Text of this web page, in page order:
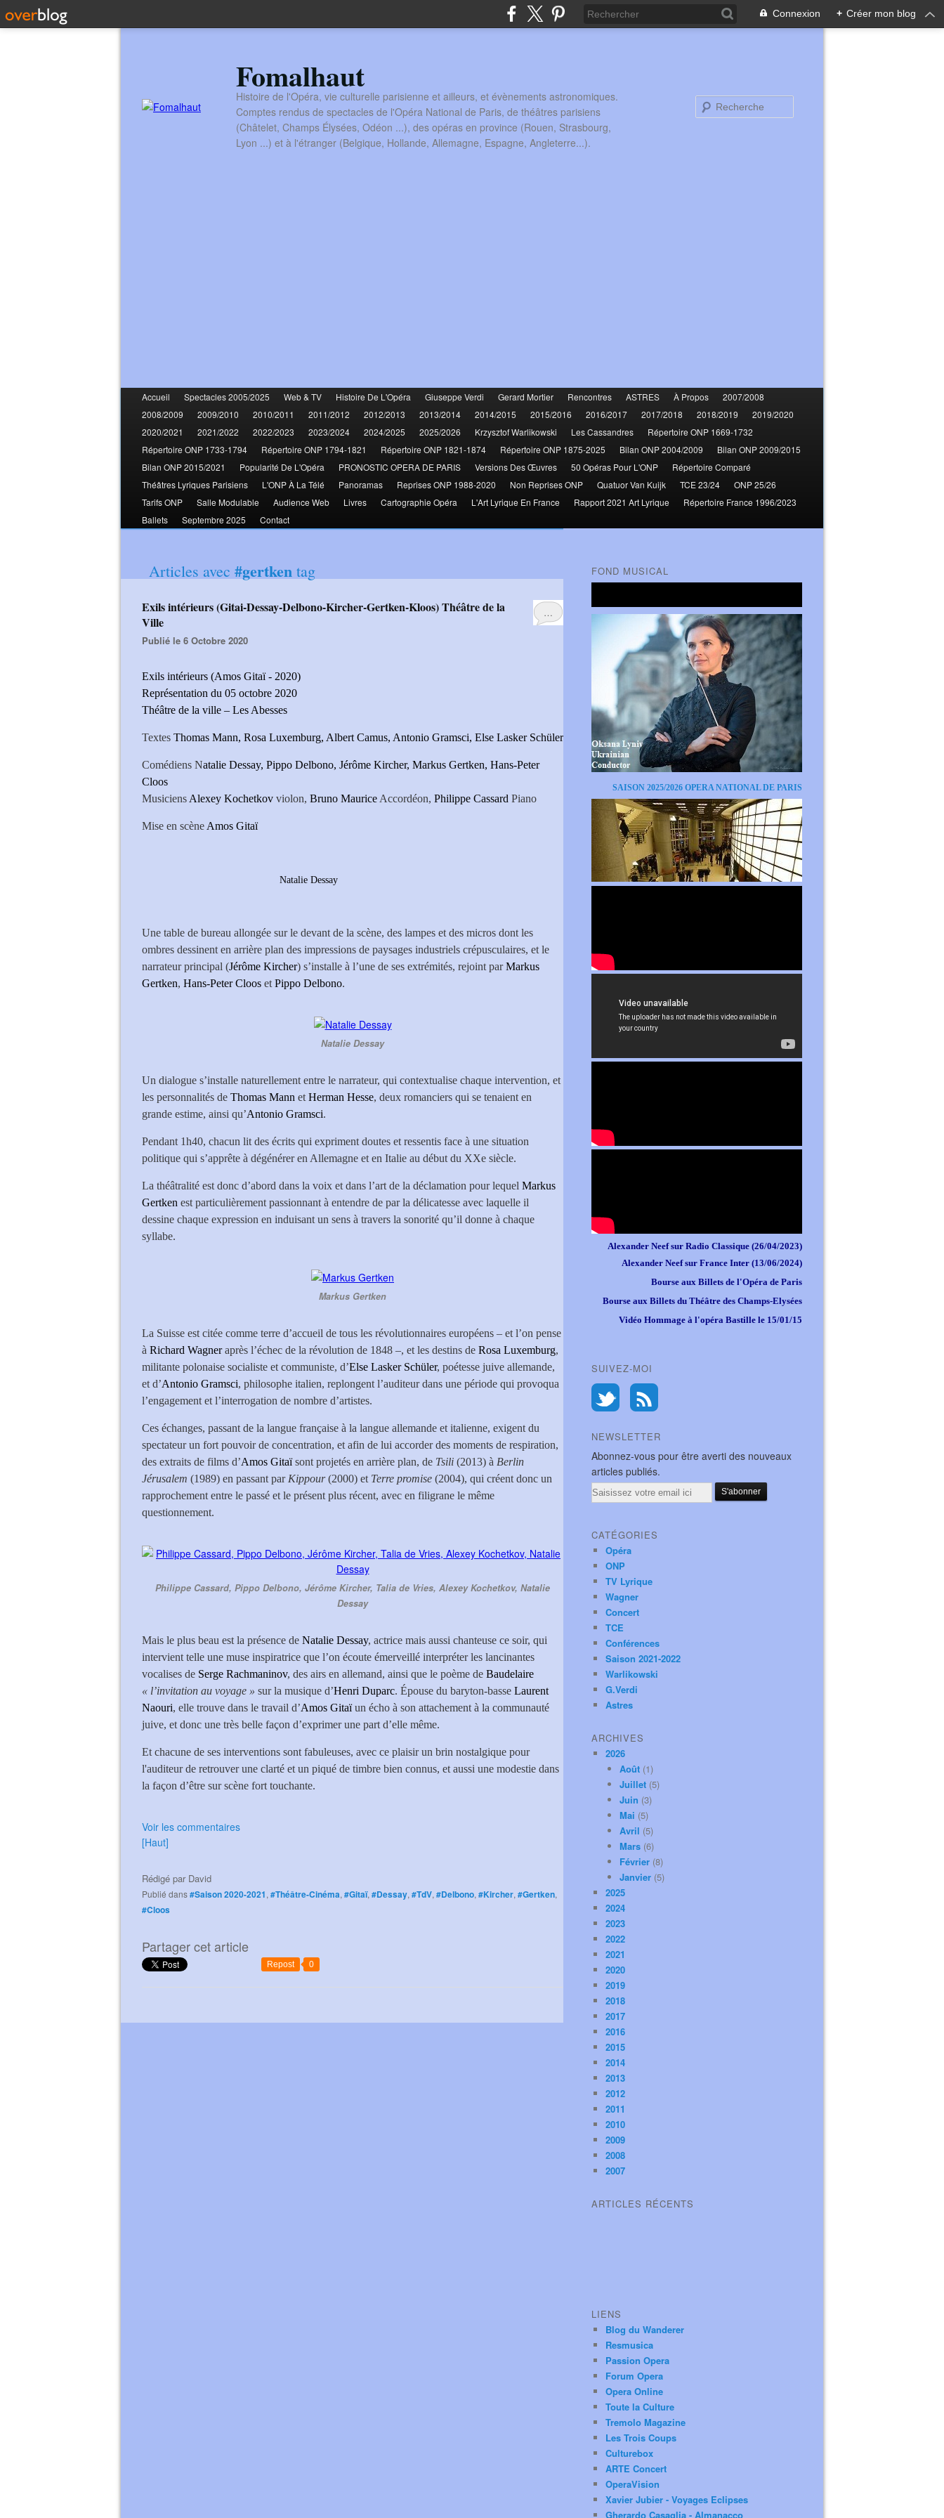
Connexion + Créer mon blog
Fomalhaut
Histoire de l'Opéra, vie culturelle parisienne et ailleurs, et évènements astronomiques.
Comptes rendus de spectacles de l'Opéra National de Paris, de théâtres parisiens
(Châtelet, Champs Élysées, Odéon ...), des opéras en province (Rouen, Strasbourg,
Lyon ...) et à l'étranger (Belgique, Hollande, Allemagne, Espagne, Angleterre...).
Accueil Spectacles 2005/2025 Web & TV Histoire De L'Opéra Giuseppe Verdi Gerard Mortier Rencontres ASTRES À Propos
2007/2008
2008/2009
2009/2010 2010/2011 2011/2012 2012/2013 2013/2014 2014/2015 2015/2016 2016/2017 2017/2018 2018/2019
2019/2020
2020/2021
2021/2022 2022/2023 2023/2024 2024/2025 2025/2026 Krzysztof Warlikowski Les Cassandres
Répertoire ONP 1669-1732
Répertoire ONP 1733-1794
Répertoire ONP 1794-1821 Répertoire ONP 1821-1874 Répertoire ONP 1875-2025 Bilan ONP 2004/2009
Bilan ONP 2009/2015
Bilan ONP 2015/2021
Popularité De L'Opéra PRONOSTIC OPERA DE PARIS Versions Des Œuvres 50 Opéras Pour L'ONP
Répertoire Comparé
Théâtres Lyriques Parisiens
L'ONP À La Télé Panoramas Reprises ONP 1988-2020 Non Reprises ONP Quatuor Van Kuijk TCE 23/24
ONP 25/26
Tarifs ONP
Salle Modulable Audience Web Livres Cartographie Opéra L'Art Lyrique En France Rapport 2021 Art Lyrique
Répertoire France 1996/2023
Ballets
Septembre 2025 Contact
Articles avec #gertken tag
…
Exils intérieurs (Gitai-Dessay-Delbono-Kircher-Gertken-Kloos) Théâtre de la
Ville
Publié le 6 Octobre 2020
Exils intérieurs (Amos Gitaï - 2020)
Représentation du 05 octobre 2020
Théâtre de la ville – Les Abesses
Textes Thomas Mann, Rosa Luxemburg, Albert Camus, Antonio Gramsci, Else Lasker Schüler
Comédiens Natalie Dessay, Pippo Delbono, Jérôme Kircher, Markus Gertken, Hans-Peter
Cloos
Musiciens Alexey Kochetkov violon, Bruno Maurice Accordéon, Philippe Cassard Piano
Mise en scène Amos Gitaï
Natalie Dessay
Une table de bureau allongée sur le devant de la scène, des lampes et des micros dont les
ombres dessinent en arrière plan des impressions de paysages industriels crépusculaires, et le
narrateur principal (Jérôme Kircher) s’installe à l’une de ses extrémités, rejoint parMarkus
Gertken, Hans-Peter Cloos et Pippo Delbono.
Natalie Dessay
Un dialogue s’installe naturellement entre le narrateur, qui contextualise chaque intervention, et
les personnalités de Thomas Mann et Herman Hesse, deux romanciers qui se tenaient en
grande estime, ainsi qu’Antonio Gramsci.
Pendant 1h40, chacun lit des écrits qui expriment doutes et ressentis face à une situation
politique qui s’apprête à dégénérer en Allemagne et en Italie au début du XXe siècle.
La théâtralité est donc d’abord dans la voix et dans l’art de la déclamation pour lequel Markus
Gertken est particulièrement passionnant à entendre de par la délicatesse avec laquelle il
dessine chaque expression en induisant un sens à travers la sonorité qu’il donne à chaque
syllabe.
Markus Gertken
La Suisse est citée comme terre d’accueil de tous les révolutionnaires européens – et l’on pense
à Richard Wagneraprès l’échec de la révolution de 1848 –, et les destins de Rosa Luxemburg,
militante polonaise socialiste et communiste, d’Else Lasker Schüler, poétesse juive allemande,
et d’Antonio Gramsci, philosophe italien, replongent l’auditeur dans une période qui provoqua
l’engagement et l’interrogation de nombre d’artistes.
Ces échanges, passant de la langue française à la langue allemande et italienne, exigent du
spectateur un fort pouvoir de concentration, et afin de lui accorder des moments de respiration,
des extraits de films d’Amos Gitaïsont projetés en arrière plan, de Tsili (2013) à Berlin
Jérusalem (1989) en passant parKippour(2000) et Terre promise (2004), qui créent donc un
rapprochement entre le passé et le présent plus récent, avec en filigrane le même
questionnement.
Philippe Cassard, Pippo Delbono, Jérôme Kircher, Talia de Vries, Alexey Kochetkov, Natalie
Dessay
Mais le plus beau est la présence de Natalie Dessay, actrice mais aussi chanteuse ce soir, qui
intervient telle une muse inspiratrice que l’on écoute émerveillé interpréter les lancinantes
vocalises de Serge Rachmaninov, des airs en allemand, ainsi que le poème de Baudelaire
« l’invitation au voyage » sur la musique d’Henri Duparc. Épouse du baryton-basse Laurent
Naouri, elle trouve dans le travail d’Amos Gitaïun écho à son attachement à la communauté
juive, et donc une très belle façon d’exprimer une part d’elle même.
Et chacune de ses interventions sont fabuleuses, avec ce plaisir un brin nostalgique pour
l'auditeur de retrouver une clarté et un piqué de timbre bien connus, et aussi une modestie dans
la façon d’être sur scène fort touchante.
Voir les commentaires
[Haut]
Rédigé par David
Publié dans#Saison 2020-2021, #Théâtre-Cinéma, #Gitaï, #Dessay, #TdV, #Delbono, #Kircher, #Gertken,
#Cloos
Partager cet article
Repost 0
FOND MUSICAL
SAISON 2025/2026 OPERA NATIONAL DE PARIS
Alexander Neef sur Radio Classique (26/04/2023)
Alexander Neef sur France Inter (13/06/2024)
Bourse aux Billets de l'Opéra de Paris
Bourse aux Billets du Théâtre des Champs-Elysées
Vidéo Hommage à l'opéra Bastille le 15/01/15
SUIVEZ-MOI
NEWSLETTER
Abonnez-vous pour être averti des nouveaux
articles publiés.
Email
CATÉGORIES
Opéra
ONP
TV Lyrique
Wagner
Concert
TCE
Conférences
Saison 2021-2022
Warlikowski
G.Verdi
Astres
ARCHIVES
2026
Août (1)
Juillet (5)
Juin (3)
Mai (5)
Avril (5)
Mars (6)
Février (8)
Janvier (5)
2025
2024
2023
2022
2021
2020
2019
2018
2017
2016
2015
2014
2013
2012
2011
2010
2009
2008
2007
ARTICLES RÉCENTS
LIENS
Blog du Wanderer
Resmusica
Passion Opera
Forum Opera
Opera Online
Toute la Culture
Tremolo Magazine
Les Trois Coups
Culturebox
ARTE Concert
OperaVision
Xavier Jubier - Voyages Eclipses
Gherardo Casaglia - Almanacco